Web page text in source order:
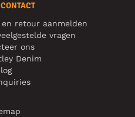
retour aanmelden
vragen
ons
Denim